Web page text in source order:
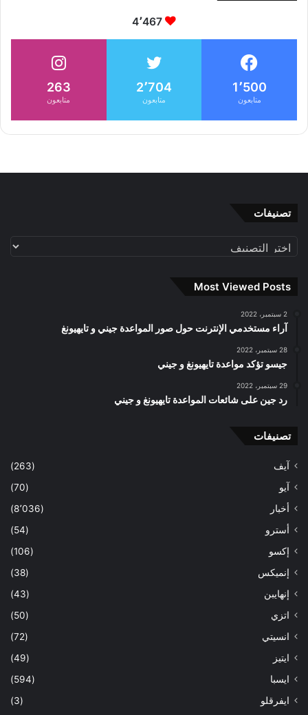
4٬467
1٬500
متابعون
2٬704
متابعون
263
متابعون
تصنيفات
تصنيفات
Most Viewed Posts
2 سبتمبر، 2022
آراء مستخدمي الإنترنت حول صور المواعدة جيني و تايهيونغ
28 سبتمبر، 2022
جيسو تؤكد مواعدة تايهيونغ و جيني
29 سبتمبر، 2022
رد جين على شائعات المواعدة تايهيونغ و جيني
تصنيفات
آيف
(263)
آيو
(70)
أخبار
(8٬036)
أسترو
(54)
إكسو
(106)
إنميكس
(38)
إنهايبن
(43)
اتزي
(50)
انسيتي
(72)
ايتيز
(49)
ايسبا
(594)
ايفرقلو
(3)